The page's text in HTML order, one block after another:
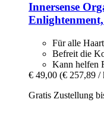
Innersense
Für alle
Befreit die
Kann helfen
€ 49,00 (€ 257,89 /
Gratis Zustellung